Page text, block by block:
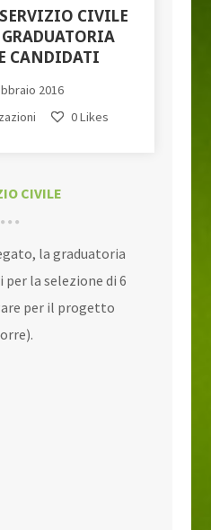
CIVILE
CANDIDATI
2016
0Likes
CIVILE
la graduatoria
la selezione di 6
per il progetto